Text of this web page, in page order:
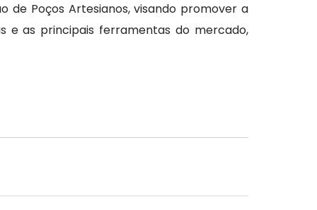
de Poços Artesianos, visando promover a
e as principais ferramentas do mercado,